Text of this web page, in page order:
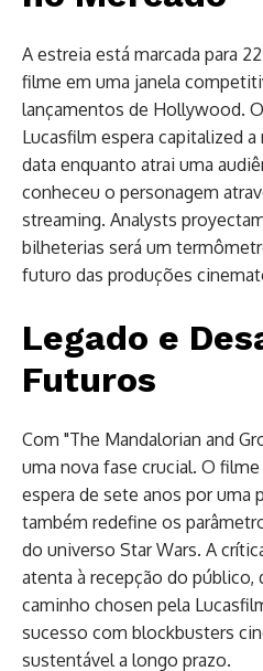
A estreia está marcada para
filme em uma janela
lançamentos de Hollywood.
Lucasfilm espera capitalized
data enquanto atrai uma
conheceu o personagem
streaming. Analysts
bilheterias será um
futuro das produções
Legado e
Futuros
Com "The Mandalorian and
uma nova fase crucial. O
espera de sete anos por uma
também redefine os
do universo Star Wars. A
atenta à recepção do público,
caminho chosen pela
sucesso com blockbusters
sustentável a longo prazo.